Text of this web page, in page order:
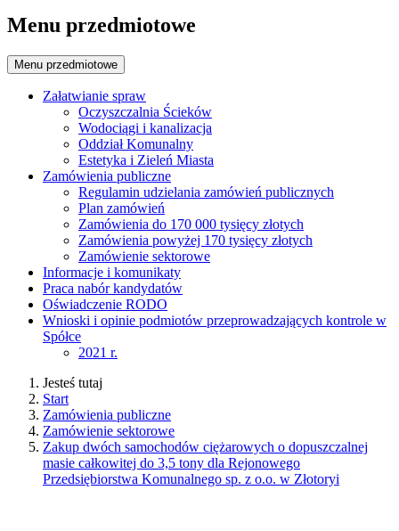
Menu przedmiotowe
Menu przedmiotowe
Załatwianie spraw
Oczyszczalnia Ścieków
Wodociągi i kanalizacja
Oddział Komunalny
Estetyka i Zieleń Miasta
Zamówienia publiczne
Regulamin udzielania zamówień publicznych
Plan zamówień
Zamówienia do 170 000 tysięcy złotych
Zamówienia powyżej 170 tysięcy złotych
Zamówienie sektorowe
Informacje i komunikaty
Praca nabór kandydatów
Oświadczenie RODO
Wnioski i opinie podmiotów przeprowadzających kontrole w
Spółce
2021 r.
Jesteś tutaj
Start
Zamówienia publiczne
Zamówienie sektorowe
Zakup dwóch samochodów ciężarowych o dopuszczalnej
masie całkowitej do 3,5 tony dla Rejonowego
Przedsiębiorstwa Komunalnego sp. z o.o. w Złotoryi